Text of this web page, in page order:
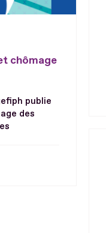
chômage
publie
des